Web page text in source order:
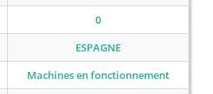
0
ESPAGNE
Machines en fonctionnement